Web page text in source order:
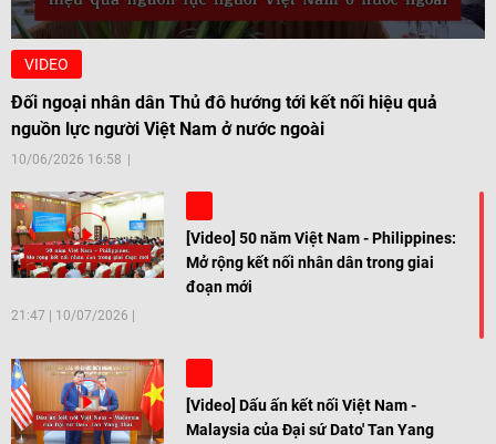
VIDEO
Đối ngoại nhân dân Thủ đô hướng tới kết nối hiệu quả
nguồn lực người Việt Nam ở nước ngoài
10/06/2026 16:58
[Video] 50 năm Việt Nam - Philippines:
Mở rộng kết nối nhân dân trong giai
đoạn mới
21:47 10/07/2026
[Video] Dấu ấn kết nối Việt Nam -
Malaysia của Đại sứ Dato' Tan Yang